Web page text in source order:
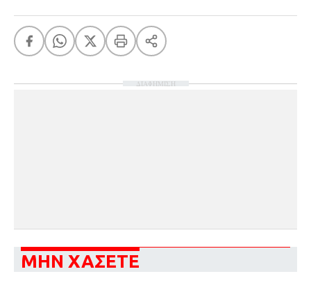
ΔΙΑΦΗΜΙΣΗ
ΜΗΝ ΧΑΣΕΤΕ